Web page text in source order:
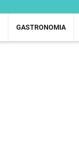
GASTRONOMIA